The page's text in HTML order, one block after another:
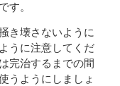
す。
き壊さないように
うに注意してくだ
完治するまでの間
うようにしましょ